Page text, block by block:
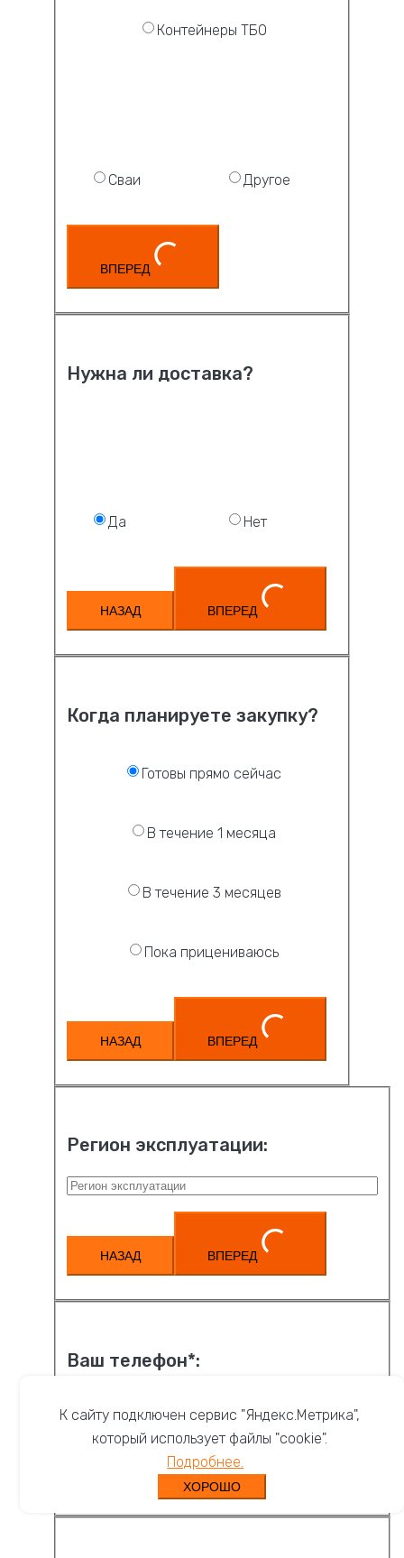
Контейнеры ТБО
Сваи Другое
ВПЕРЕД
Нужна ли доставка?
Да Нет
НАЗАД ВПЕРЕД
Когда планируете закупку?
Готовы прямо сейчас
В течение 1 месяца
В течение 3 месяцев
Пока прицениваюсь
НАЗАД ВПЕРЕД
Регион эксплуатации:
НАЗАД ВПЕРЕД
Ваш телефон*:
ВПЕРЕД
К сайту подключен сервис "Яндекс.Метрика",
который использует файлы "cookie".
Подробнее.
ХОРОШО